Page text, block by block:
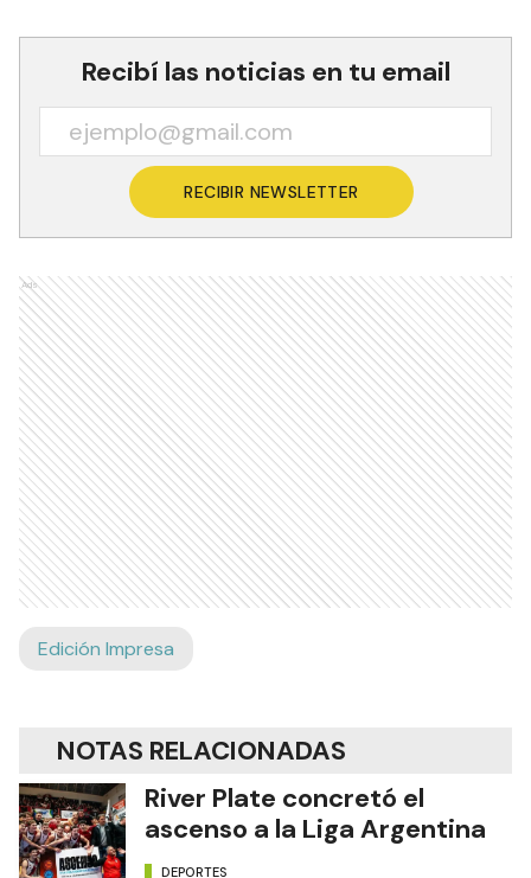
Recibí las noticias en tu email
RECIBIR NEWSLETTER
Ads
Edición Impresa
NOTAS RELACIONADAS
River Plate concretó el
ascenso a la Liga Argentina
DEPORTES